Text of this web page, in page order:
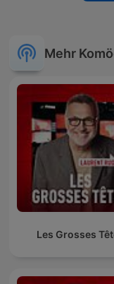
Mehr
Les Grosses